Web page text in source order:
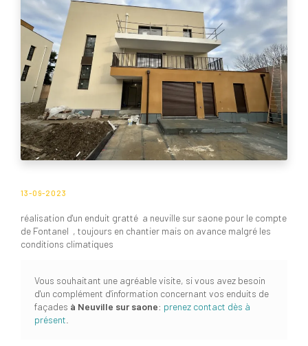
13-09-2023
réalisation d'un enduit gratté a neuville sur saone pour le compte
de Fontanel , toujours en chantier mais on avance malgré les
conditions climatiques
Vous souhaitant une agréable visite, si vous avez besoin
d'un complément d'information concernant vos enduits de
façades à Neuville sur saone: prenez contact dès à
présent